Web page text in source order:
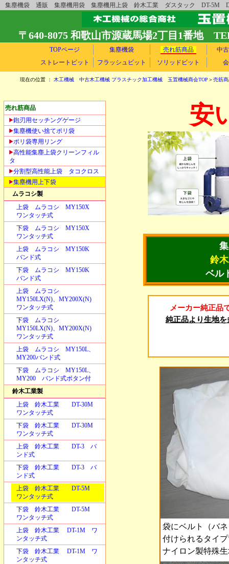
集塵機袋 通販 集塵機用袋 集塵機用上袋 鈴木工業 ダスタック DT-5M
〒640-8075 和歌山市源蔵馬場2丁目1番地
TOPページ 集塵機袋 売れ筋商品
中
ストレートビット
フラッシュビット ソリッドビット
現在の位置 ： 木工機械 中古木工機械 プラスチック加工機械 玉置機械商会TOP ＞売筋
売れ筋商品
鉋刃用セッチングゲージ
集塵機使い捨てポリ袋
ポリ袋専用リング
高性能集塵上袋クリーンフィル
タ
分割型高性能上袋 タコクロス
集塵機用上下袋
ムラコシ製
上袋 ムラコシ MY150X
ワンタッチ式
下袋 ムラコシ MY150X
ワンタッチ式
上袋 ムラコシ MY150K
バンド式
下袋 ムラコシ MY150K
バンド式
上袋 ムラコシ
MY150LX(N)、MY200X(N)
ワンタッチ式
下袋 ムラコシ
MY150LX(N)、MY200X(N)
ワンタッチ式
上袋 ムラコシ MY150L、
MY200バンド式
下袋 ムラコシ MY150L、
MY200 バンド式ボタン付
鈴木工業製
上袋 鈴木工業 DT-30M
ワンタッチ式
下袋 鈴木工業 DT-30M
ワンタッチ式
上袋 鈴木工業 DT-3 バ
ンド式
下袋 鈴木工業 DT-3 バ
ンド式
上袋 鈴木工業 DT-5M
ワンタッチ式
下袋 鈴木工業 DT-5M
ワンタッチ式
上袋 鈴木工業 DT-1M ワ
ンタッチ式
下袋 鈴木工業 DT-1M ワ
ンタッチ式
安
鈴
ベル
メーカー純正品
純正品より生地
袋にベルト（バ
付けられるタイ
ナイロン製特殊